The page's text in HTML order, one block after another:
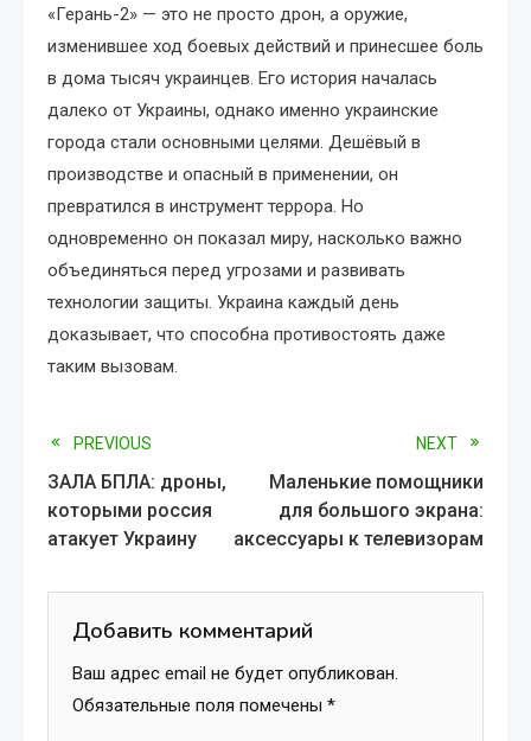
«Герань-2» — это не просто дрон, а оружие,
изменившее ход боевых действий и принесшее боль
в дома тысяч украинцев. Его история началась
далеко от Украины, однако именно украинские
города стали основными целями. Дешёвый в
производстве и опасный в применении, он
превратился в инструмент террора. Но
одновременно он показал миру, насколько важно
объединяться перед угрозами и развивать
технологии защиты. Украина каждый день
доказывает, что способна противостоять даже
таким вызовам.
Read
more
articles
PREVIOUS
ЗАЛА БПЛА: дроны,
которыми россия
атакует Украину
NEXT
Маленькие помощники
для большого экрана:
аксессуары к телевизорам
Добавить комментарий
Ваш адрес email не будет опубликован.
Обязательные поля помечены *